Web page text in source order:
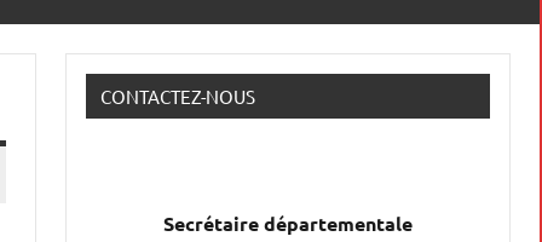
CONTACTEZ-NOUS
Secrétairedépartementale